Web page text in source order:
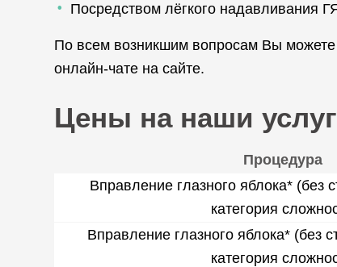
Посредством лёгкого надавливания
По всем возникшим вопросам Вы можете
онлайн-чате на сайте.
Цены на наши
Процедура
Вправление глазного яблока* (без
категория
Вправление глазного яблока* (без
категория